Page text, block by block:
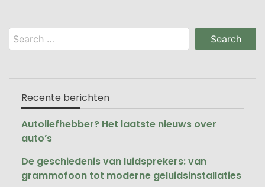
Search
for:
Recente berichten
Autoliefhebber? Het laatste nieuws over
auto’s
De geschiedenis van luidsprekers: van
grammofoon tot moderne geluidsinstallaties